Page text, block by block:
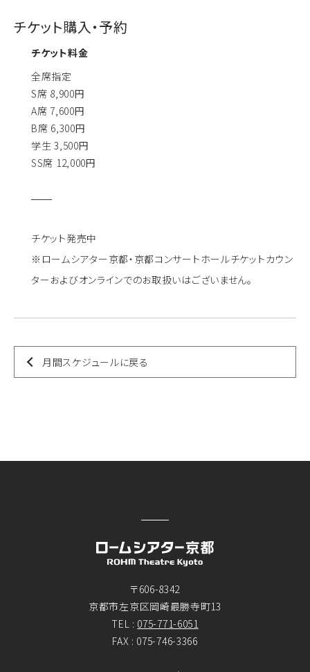
チケット購入・予約
チケット料金
全席指定
S席 8,900円
A席 7,600円
B席 6,300円
学生 3,500円
SS席 12,000円
チケット発売中
※ロームシアター京都・京都コンサートホールチケットカウン
ターおよびオンラインでのお取扱いはございません。
月間スケジュールに戻る
〒606-8342
京都市左京区岡崎最勝寺町13
TEL : 075-771-6051
FAX : 075-746-3366